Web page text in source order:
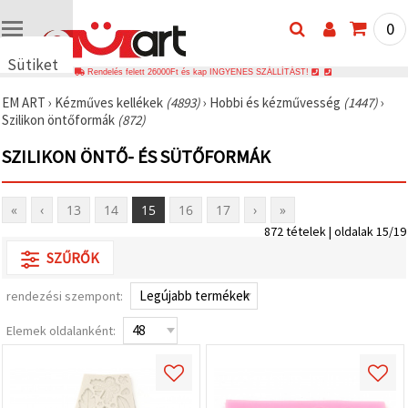
Sütiket
🍪 Cookie-
kat és
technológiákat
használunk
annak
érdekében,
hogy
biztosítsuk
megfelelő
működését,
Ön
élményét,
és az Ön
0
Rendelés felett 26000Ft és kap INGYENES SZÁLLÍTÁST!
EM ART › Kézműves kellékek (4893)› Hobbi és kézművesség (1447)›
Szilikon öntőformák (872)
SZILIKON ÖNTŐ- ÉS SÜTŐFORMÁK
« ‹ 13 14 15 16 17 › »
872 tételek | oldalak 15/19
SZŰRŐK
rendezési szempont:
Elemek oldalanként: